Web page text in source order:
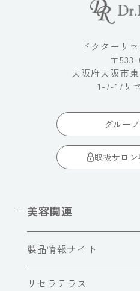
ドクターリ
〒
大阪府大阪市
1-7-17リ
グルー
取扱サロ
美容関連
製品情報サイト
リセラテラス